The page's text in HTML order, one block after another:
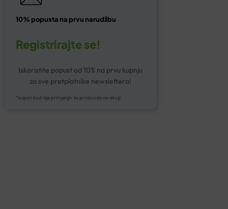
10% popusta na prvu narudžbu
Registrirajte se!
Iskoristite popust od 10% na prvu kupnju
za sve pretplatnike newslettera!
*kupon kod nije primjenjiv za proizvode na akciji